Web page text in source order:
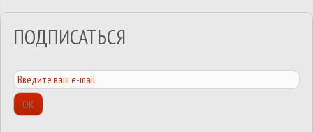
ПОДПИСАТЬСЯ
ОК